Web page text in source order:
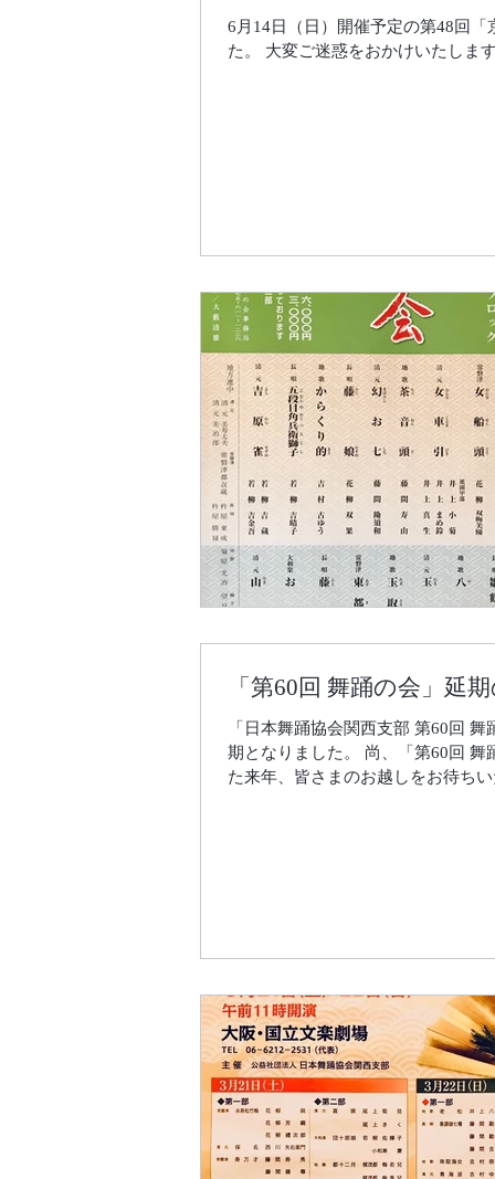
6月14日（日）開催予定の第48回
た。 大変ご迷惑をおかけいたしま
「第60回 舞踊の会」延
「日本舞踊協会関西支部 第60回
期となりました。 尚、「第60回 舞
た来年、皆さまのお越しをお待ち